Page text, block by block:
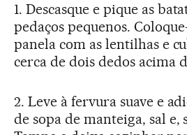
1. Descasque e pique as
pedaços pequenos.
panela com as lentilhas e
cerca de dois dedos acima
2. Leve à fervura suave e
de sopa de manteiga, sal e,